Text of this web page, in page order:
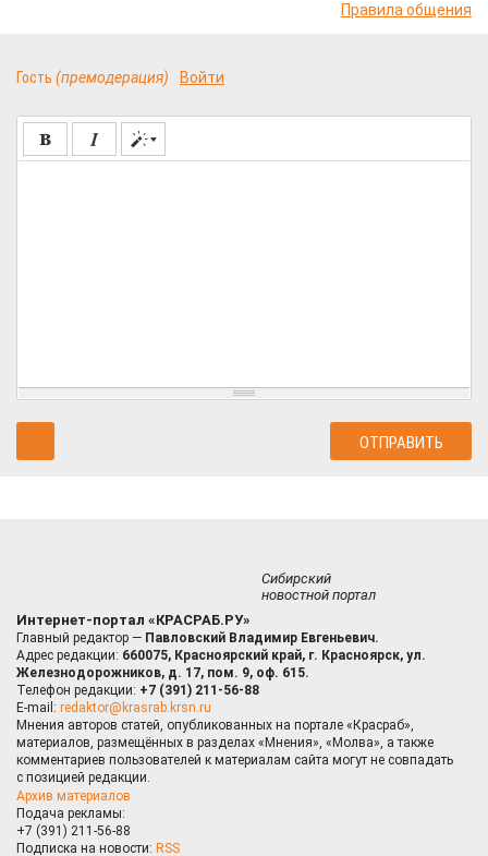
Правила общения
Гость (премодерация) Войти
Сибирский
новостной портал
Интернет-портал «КРАСРАБ.РУ»
Главный редактор — Павловский Владимир Евгеньевич.
Адрес редакции: 660075, Красноярский край, г. Красноярск, ул.
Железнодорожников, д. 17, пом. 9, оф. 615.
Телефон редакции: +7 (391) 211-56-88
E-mail: redaktor@krasrab.krsn.ru
Мнения авторов статей, опубликованных на портале «Красраб»,
материалов, размещённых в разделах «Мнения», «Молва», а также
комментариев пользователей к материалам сайта могут не совпадать
с позицией редакции.
Архив материалов
Подача рекламы:
+7 (391) 211-56-88
Подписка на новости: RSS